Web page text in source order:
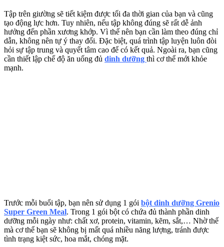
Tập trên giường sẽ tiết kiệm được tối đa thời gian của bạn và cũng
tạo động lực hơn. Tuy nhiên, nếu tập không đúng sẽ rất dễ ảnh
hưởng đến phần xương khớp. Vì thế nên bạn cần làm theo đúng chỉ
dẫn, không nên tự ý thay đổi. Đặc biệt, quá trình tập luyện luôn đòi
hỏi sự tập trung và quyết tâm cao để có kết quả. Ngoài ra, bạn cũng
cần thiết lập chế độ ăn uống đủ dinh dưỡng thì cơ thể mới khỏe
mạnh.
Trước mỗi buổi tập, bạn nên sử dụng 1 gói bột dinh dưỡng Grenio
Super Green Meal. Trong 1 gói bột có chứa đủ thành phần dinh
dưỡng mỗi ngày như: chất xơ, protein, vitamin, kẽm, sắt,… Nhờ thế
mà cơ thể bạn sẽ không bị mất quá nhiều năng lượng, tránh được
tình trạng kiệt sức, hoa mắt, chóng mặt.